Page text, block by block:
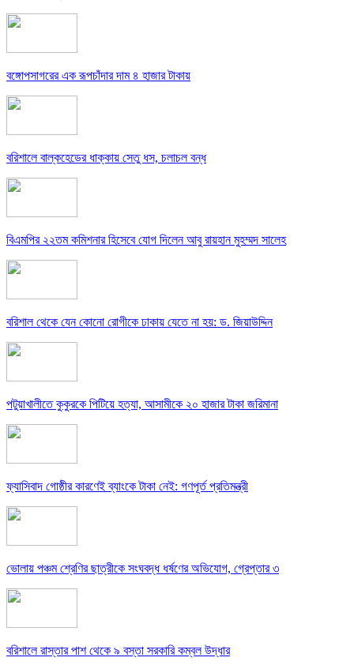
বঙ্গোপসাগরের এক রূপচাঁদার দাম ৪ হাজার টাকায়
বরিশালে বাল্কহেডের ধাক্কায় সেতু ধস, চলাচল বন্ধ
বিএমপির ২২তম কমিশনার হিসেবে যোগ দিলেন আবু রায়হান মুহম্মদ সালেহ
বরিশাল থেকে যেন কোনো রোগীকে ঢাকায় যেতে না হয়: ড. জিয়াউদ্দিন
পটুয়াখালীতে কুকুরকে পিটিয়ে হত্যা, আসামীকে ২০ হাজার টাকা জরিমানা
ফ্যাসিবাদ গোষ্ঠীর কারণেই ব্যাংকে টাকা নেই: গণপূর্ত প্রতিমন্ত্রী
ভোলায় পঞ্চম শ্রেণির ছাত্রীকে সংঘবদ্ধ ধর্ষণের অভিযোগ, গ্রেপ্তার ৩
বরিশালে রাস্তার পাশ থেকে ৯ বস্তা সরকারি কম্বল উদ্ধার